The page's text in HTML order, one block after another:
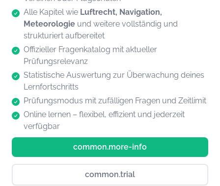
Alle Kapitel wie Luftrecht, Navigation,
Meteorologie und weitere vollständig und
strukturiert aufbereitet
Offizieller Fragenkatalog mit aktueller
Prüfungsrelevanz
Statistische Auswertung zur Überwachung deines
Lernfortschritts
Prüfungsmodus mit zufälligen Fragen und Zeitlimit
Online lernen – flexibel, effizient und jederzeit
verfügbar
common.more-info
common.trial